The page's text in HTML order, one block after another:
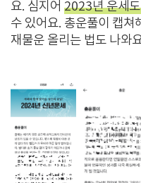
요. 심지어 2023년 운세
수 있어요. 총운풀이 캡쳐
재물운 올리는 법도 나와